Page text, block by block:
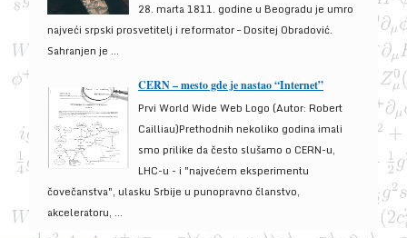
28. marta 1811. godine u Beogradu je umro
najveći srpski prosvetitelj i reformator – Dositej Obradović.
Sahranjen je ...
CERN – mesto gde je nastao “Internet”
Prvi World Wide Web Logo (Autor: Robert
Cailliau)Prethodnih nekoliko godina imali
smo prilike da često slušamo o CERN-u,
LHC-u - i "najvećem eksperimentu
čovečanstva", ulasku Srbije u punopravno članstvo,
akceleratoru, ...